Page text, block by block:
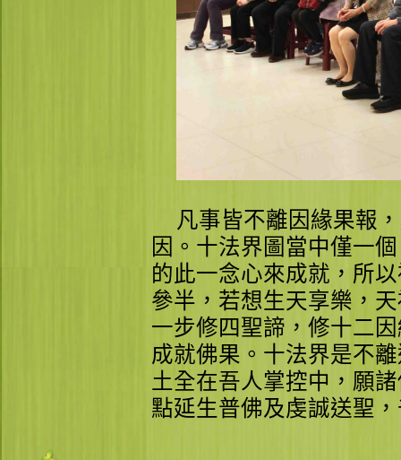
凡事皆不離因緣果報
因。十法界圖當中僅一
的此一念心來成就，所
參半，若想生天享樂，
一步修四聖諦，修十二
成就佛果。十法界是不
土全在吾人掌控中，願
點延生普佛及虔誠送聖